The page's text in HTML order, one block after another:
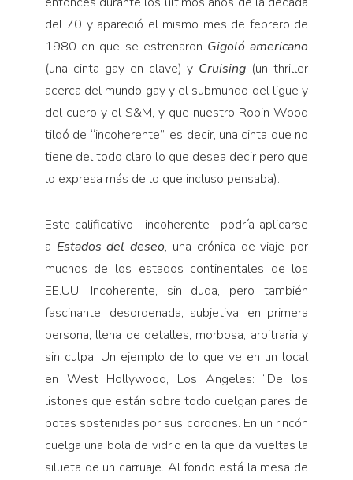
del 70 y apareció el mismo mes de febrero de
1980 en que se estrenaron Gigoló americano
(una cinta gay en clave) y Cruising (un thriller
acerca del mundo gay y el submundo del ligue y
del cuero y el S&M, y que nues­tro Robin Wood
tildó de “incoherente”, es decir, una cinta que no
tiene del todo claro lo que desea decir pero que
lo expresa más de lo que incluso pensaba).
Este calificativo –incoherente– podría aplicarse
a Estados del deseo, una crónica de viaje por
muchos de los estados continentales de los
EE.UU. Incoherente, sin duda, pero también
fascinante, desordenada, subje­tiva, en primera
persona, llena de detalles, morbosa, ar­bitraria y
sin culpa. Un ejemplo de lo que ve en un local
en West Hollywood, Los Angeles: “De los
listones que están sobre todo cuelgan pares de
botas sostenidas por sus cordones. En un rincón
cuelga una bola de vidrio en la que da vueltas la
silueta de un carruaje. Al fondo está la mesa de